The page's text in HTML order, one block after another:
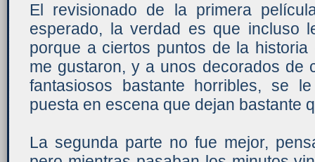
El revisionado de la primera
esperado, la verdad es que incluso
porque a ciertos puntos de la
me gustaron, y a unos decorados de
fantasiosos bastante horribles, se
puesta en escena que dejan bastante
La segunda parte no fue mejor,